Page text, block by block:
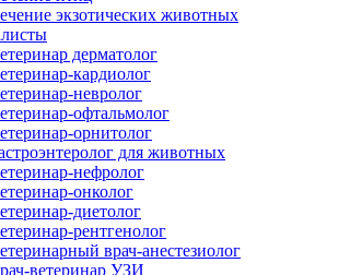
экзотических животных
дерматолог
кардиолог
невролог
офтальмолог
орнитолог
для животных
нефролог
онколог
диетолог
рентгенолог
врач-анестезиолог
ветеринар УЗИ